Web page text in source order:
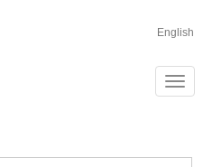
English